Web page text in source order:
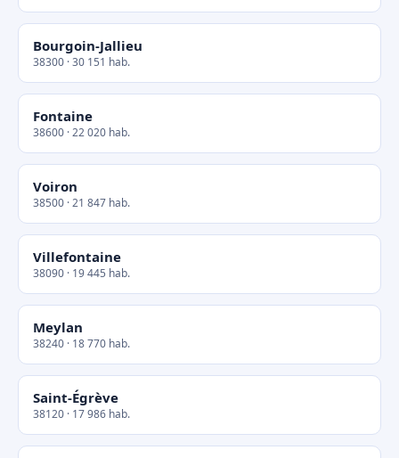
Bourgoin-Jallieu
38300 · 30 151 hab.
Fontaine
38600 · 22 020 hab.
Voiron
38500 · 21 847 hab.
Villefontaine
38090 · 19 445 hab.
Meylan
38240 · 18 770 hab.
Saint-Égrève
38120 · 17 986 hab.